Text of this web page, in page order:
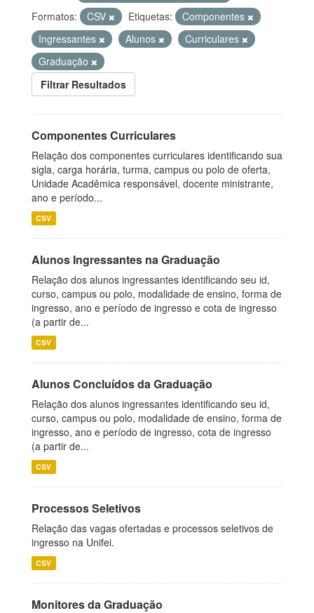
Formatos:
CSV Etiquetas:
Componentes
Ingressantes
Alunos
Curriculares
Graduação
Filtrar Resultados
Componentes Curriculares
Relação dos componentes curriculares identificando sua
sigla, carga horária, turma, campus ou polo de oferta,
Unidade Acadêmica responsável, docente ministrante,
ano e período...
CSV
Alunos Ingressantes na Graduação
Relação dos alunos ingressantes identificando seu id,
curso, campus ou polo, modalidade de ensino, forma de
ingresso, ano e período de ingresso e cota de ingresso
(a partir de...
CSV
Alunos Concluídos da Graduação
Relação dos alunos ingressantes identificando seu id,
curso, campus ou polo, modalidade de ensino, forma de
ingresso, ano e período de ingresso, cota de ingresso
(a partir de...
CSV
Processos Seletivos
Relação das vagas ofertadas e processos seletivos de
ingresso na Unifei.
CSV
Monitores da Graduação